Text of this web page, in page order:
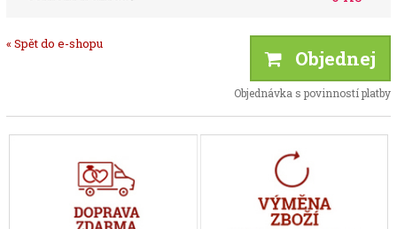
« Spět do e-shopu
Objednej
Objednávka s povinností platby